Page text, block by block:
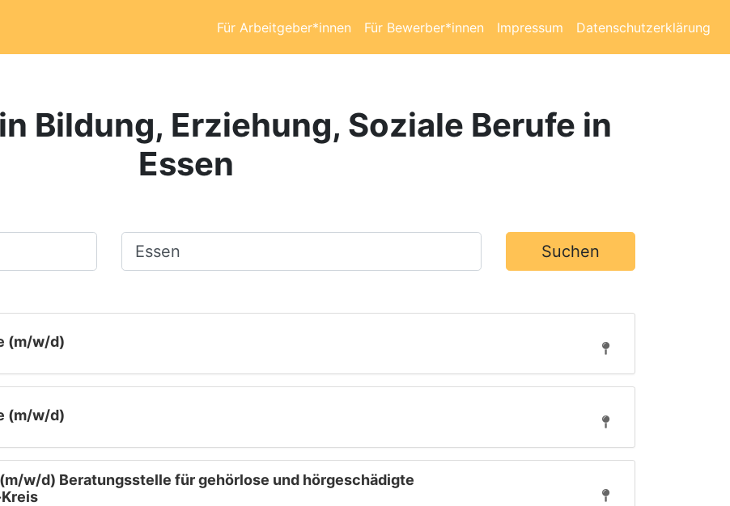
Für Arbeitgeber*innen Für Bewerber*innen Impressum Datenschutzerklärung
Bildung, Erziehung, Soziale Berufe in
Essen
Ort, Stadt Suchen
(m/w/d)
(m/w/d)
w/d) Beratungsstelle für gehörlose und hörgeschädigte